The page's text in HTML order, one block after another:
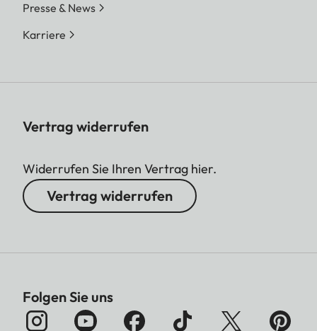
Presse & News
Karriere
Vertrag widerrufen
Widerrufen Sie Ihren Vertrag hier.
Vertrag widerrufen
Folgen Sie uns